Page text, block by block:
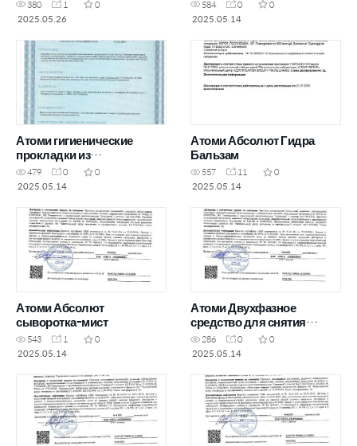
380 1
0
2025.05.26
584 0
0
2025.05.14
Атоми гигиенические
прокладки из
натурального хлопка
(ежедневные)
479 0
0
2025.05.14
Атоми Абсолют Гидра
Бальзам
557 11
0
2025.05.14
Атоми Абсолют
сыворотка-мист
543 1
0
2025.05.14
Атоми Двухфазное
средство для снятия
макияжа
286 0
0
2025.05.14